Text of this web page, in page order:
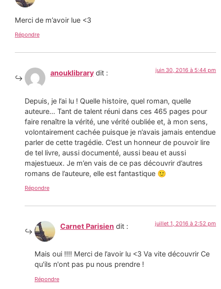
Merci de m’avoir lue <3
Répondre
anouklibrary dit : juin 30, 2016 à 5:44 pm
Depuis, je l’ai lu ! Quelle histoire, quel roman, quelle
auteure… Tant de talent réuni dans ces 465 pages pour
faire renaître la vérité, une vérité oubliée et, à mon sens,
volontairement cachée puisque je n’avais jamais entendue
parler de cette tragédie. C’est un honneur de pouvoir lire
de tel livre, aussi documenté, aussi beau et aussi
majestueux. Je m’en vais de ce pas découvrir d’autres
romans de l’auteure, elle est fantastique 🙂
Répondre
Carnet Parisien dit : juillet 1, 2016 à 2:52 pm
Mais oui !!!! Merci de l’avoir lu <3 Va vite découvrir Ce
qu'ils n'ont pas pu nous prendre !
Répondre